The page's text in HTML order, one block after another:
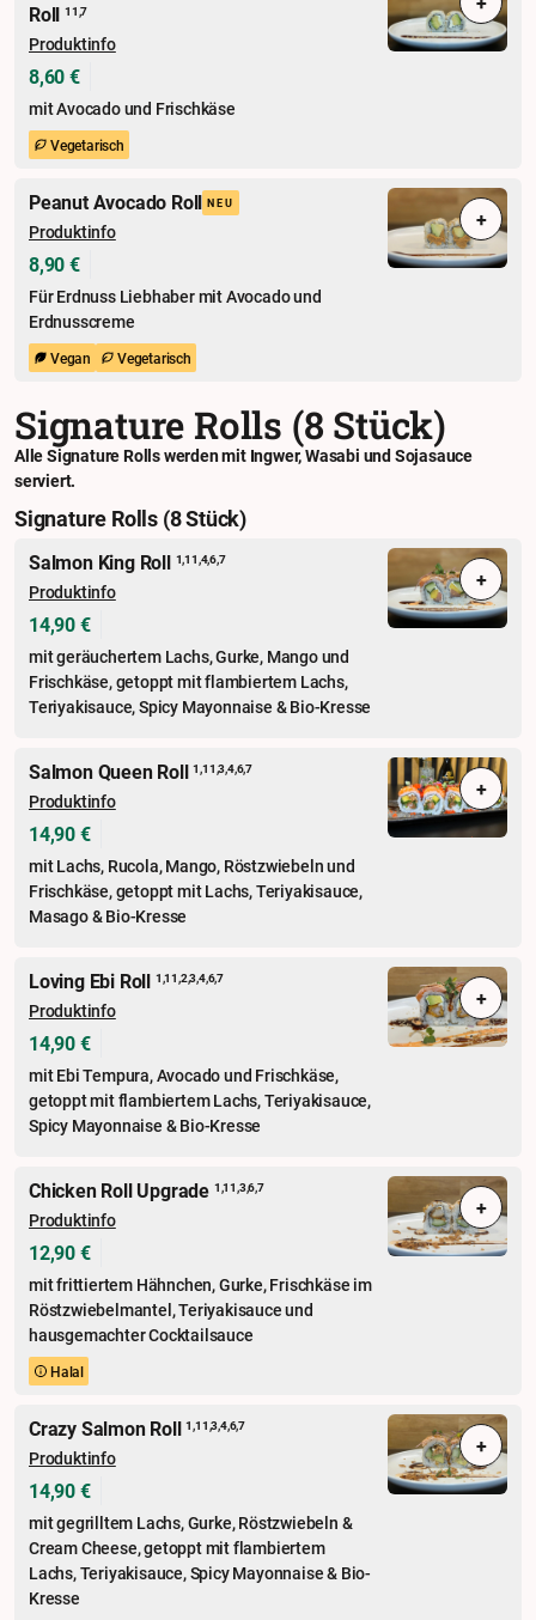
Roll 11,7
Produktinfo
8,60 €
mit Avocado und Frischkäse
Vegetarisch
Peanut Avocado Roll NEU
Produktinfo
8,90 €
Für Erdnuss Liebhaber mit Avocado und
Erdnusscreme
Vegan Vegetarisch
+
Signature Rolls (8 Stück)
Alle Signature Rolls werden mit Ingwer, Wasabi und Sojasauce
serviert.
Signature Rolls (8 Stück)
Salmon King Roll 1,11,4,6,7
Produktinfo
14,90 €
mit geräuchertem Lachs, Gurke, Mango und
Frischkäse, getoppt mit flambiertem Lachs,
Teriyakisauce, Spicy Mayonnaise & Bio-Kresse
+
Salmon Queen Roll1,11,3,4,6,7
Produktinfo
14,90 €
mit Lachs, Rucola, Mango, Röstzwiebeln und
Frischkäse, getoppt mit Lachs, Teriyakisauce,
Masago & Bio-Kresse
+
Loving Ebi Roll 1,11,2,3,4,6,7
Produktinfo
14,90 €
mit Ebi Tempura, Avocado und Frischkäse,
getoppt mit flambiertem Lachs, Teriyakisauce,
Spicy Mayonnaise & Bio-Kresse
+
Chicken Roll Upgrade 1,11,3,6,7
Produktinfo
12,90 €
mit frittiertem Hähnchen, Gurke, Frischkäse im
Röstzwiebelmantel, Teriyakisauce und
hausgemachter Cocktailsauce
Halal
+
Crazy Salmon Roll1,11,3,4,6,7
Produktinfo
14,90 €
mit gegrilltem Lachs, Gurke, Röstzwiebeln &
Cream Cheese, getoppt mit flambiertem
Lachs, Teriyakisauce, Spicy Mayonnaise & Bio-
Kresse
+